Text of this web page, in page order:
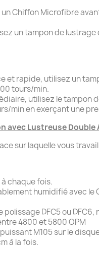
Chiffon Microfibre
un tampon de lustrage
et rapide, utilisez un
tours/min.
utilisez le tampon
min en exerçant une
Lustreuse Double
sur laquelle vous
chaque fois.
humidifié avec le
DFC5 ou DFC6,
4800 et 5800 OPM
M105 sur le
à la fois.